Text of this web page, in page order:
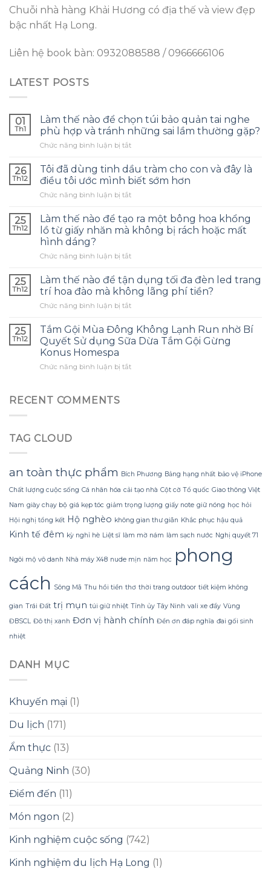
Chuỗi nhà hàng Khải Hương có địa thế và view đẹp
bậc nhất Hạ Long.
Liên hệ book bàn: 0932088588 / 0966666106
LATEST POSTS
01
Th1
Làm thế nào để chọn túi bảo quản tai nghe
phù hợp và tránh những sai lầm thường gặp?
Chức năng bình luận bị tắtở
thế
nào
để
chọn
bảo
quản
phù
và
tránh
những
sai
thường
gặp?
26
Th12
Tôi đã dùng tinh dầu tràm cho con và đây là
điều tôi ước mình biết sớm hơn
Chức năng bình luận bị tắtở
đã
dùng
tinh
tràm
con
đây
là
tôi
ước
sớm
25
Th12
Làm thế nào để tạo ra một bông hoa khổng
lồ từ giấy nhăn mà không bị rách hoặc mất
hình dáng?
Chức năng bình luận bị tắtở
thế
để
tạo
một
bông
lồ
hình
25
Th12
Làm thế nào để tận dụng tối đa đèn led trang
trí hoa đào mà không lãng phí tiền?
Chức năng bình luận bị tắtở
thế
nào
để
dụng
không
phí
tiền?
25
Th12
Tắm Gội Mùa Đông Không Lạnh Run nhờ Bí
Quyết Sử dụng Sữa Dừa Tắm Gội Gừng
Konus Homespa
Chức năng bình luận bị tắtở
dụng
Dừa
Tắm
Homespa
RECENT COMMENTS
TAG CLOUD
an toàn thực phẩm Bích Phương Bảng hạng nhất bảo vệ iPhone
Chất lượng cuộc sống Cá nhân hóa cải tạo nhà Cột cờ Tổ quốc Giao thông Việt
Nam giày chạy bộ giá kẹp tóc giảm trọng lượng giấy note giữ nóng học hỏi
Hội nghị tổng kết Hộ nghèo không gian thư giãn Khắc phục hậu quả
Kinh tế đêm kỳ nghỉ hè Liệt sĩ làm mờ nám làm sạch nước Nghị quyết 71
Ngôi mộ vô danh Nhà máy X48 nude mịn năm học
phong
cách
Sông Mã Thu hồi tiền thơ thời trang outdoor tiết kiệm không
gian Trái Đất trị mụn túi giữ nhiệt Tỉnh ủy Tây Ninh vali xe đẩy Vùng
ĐBSCL Đô thị xanh Đơn vị hành chính Đền ơn đáp nghĩa đai gối sinh
nhiệt
DANH MỤC
Khuyến mại (1)
Du lịch (171)
Ẩm thực (13)
Quảng Ninh (30)
Điểm đến (11)
Món ngon (2)
Kinh nghiệm cuộc sống (742)
Kinh nghiệm du lịch Hạ Long (1)